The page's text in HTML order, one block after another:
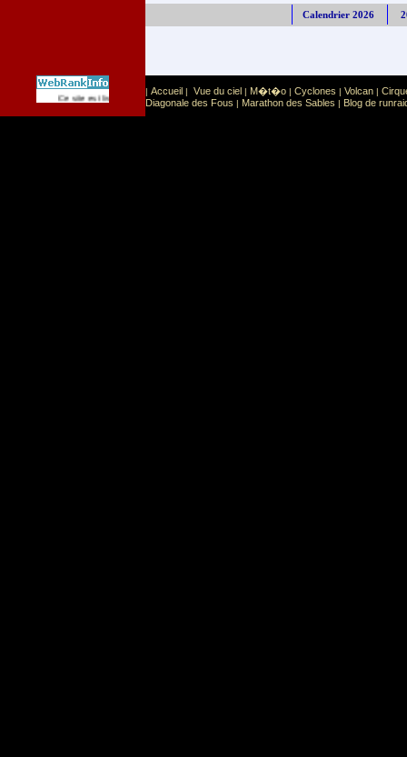
Calendrier 2026
Ce site est list� dans la cat�gorie Sport: Sports extr�mes
| Accueil | Vue du ciel | M�t�o | Cyclones | Volcan |
Diagonale des Fous | Marathon des Sables | Blog de